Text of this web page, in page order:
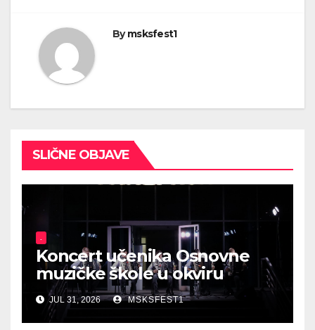
Bymsksfest1
SLIČNE OBJAVE
Koncert učenika Osnovne
muzičke škole u okviru
manifestacije „Otvorena
scena“
JUL 31, 2026 MSKSFEST1